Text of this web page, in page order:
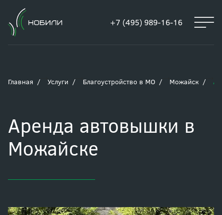
+7 (495) 989-16-16
Главная Услуги Благоустройство в МО Можайск
Аренда автовышки в
Можайске